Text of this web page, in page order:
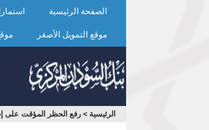
الصفحة الرئيسية
موقع التمويل الأصغر
أنت
الرئيسية > رفع الحظر المؤقت على